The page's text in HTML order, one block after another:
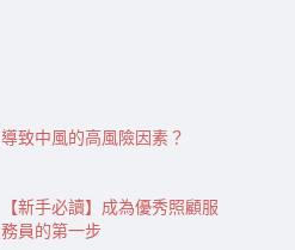
導致中風的高風險因素？
【新手必讀】成為優秀照顧服
務員的第一步